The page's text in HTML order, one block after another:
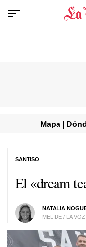
Mapa |
El «dream
NATALIA
MELIDE / LA VOZ
SANTISO